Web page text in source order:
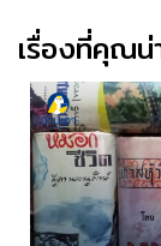
เรื่องที่คุณน่